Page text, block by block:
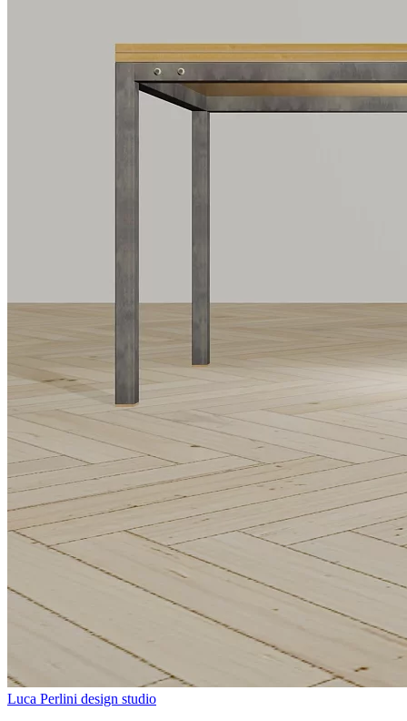
Luca Perlini design studio